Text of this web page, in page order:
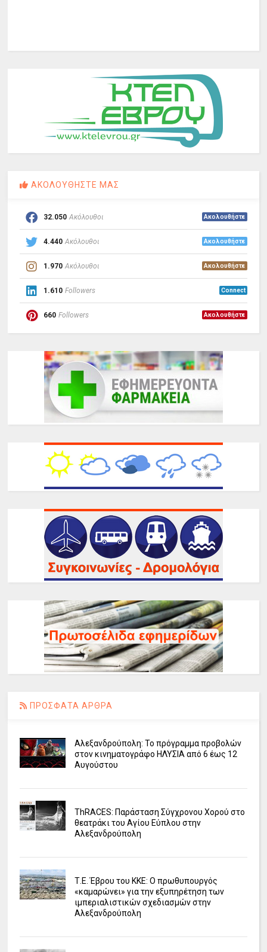
ΑΚΟΛΟΥΘΗΣΤΕ ΜΑΣ
32.050 Ακόλουθοι Ακολουθήστε
4.440 Ακόλουθοι Ακολουθήστε
1.970 Ακόλουθοι Ακολουθήστε
1.610 Followers Connect
660 Followers Ακολουθήστε
ΠΡΟΣΦΑΤΑ ΑΡΘΡΑ
Αλεξανδρούπολη: Το πρόγραμμα προβολών
στον κινηματογράφο ΗΛΥΣΙΑ από 6 έως 12
Αυγούστου
ΤhRACES: Παράσταση Σύγχρονου Χορού στο
θεατράκι του Αγίου Εύπλου στην
Αλεξανδρούπολη
Τ.Ε. Έβρου του ΚΚΕ: Ο πρωθυπουργός
«καμαρώνει» για την εξυπηρέτηση των
ιμπεριαλιστικών σχεδιασμών στην
Αλεξανδρούπολη